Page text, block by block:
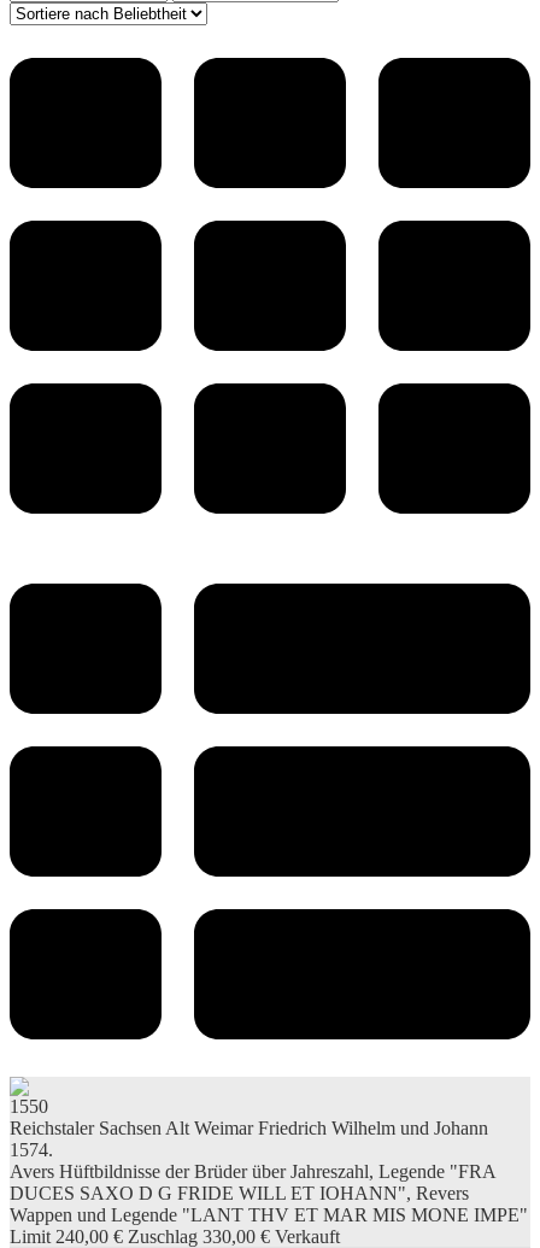
1550
Reichstaler Sachsen Alt Weimar Friedrich Wilhelm und Johann
1574.
Avers Hüftbildnisse der Brüder über Jahreszahl, Legende "FRA
DUCES SAXO D G FRIDE WILL ET IOHANN", Revers
Wappen und Legende "LANT THV ET MAR MIS MONE IMPE"
Limit 240,00 € Zuschlag 330,00 € Verkauft